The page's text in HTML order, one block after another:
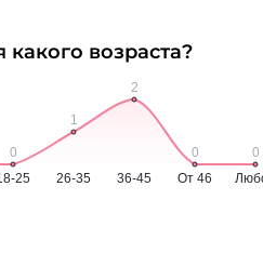
какого возраста?